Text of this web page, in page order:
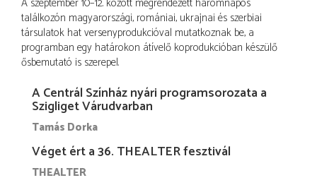
találkozón magyarországi, romániai, ukrajnai és szerbiai
társulatok hat versenyprodukcióval mutatkoznak be, a
programban egy határokon átívelő koprodukcióban készülő
ősbemutató is szerepel.
A Centrál Színház nyári programsorozata a
Szigliget Várudvarban
Tamás Dorka
Véget ért a 36. THEALTER fesztivál
THEALTER